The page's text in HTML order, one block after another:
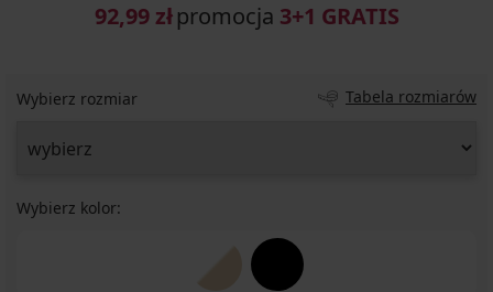
92,99 zł promocja 3+1 GRATIS
Wybierz rozmiar Tabela rozmiarów
Wybierz kolor: